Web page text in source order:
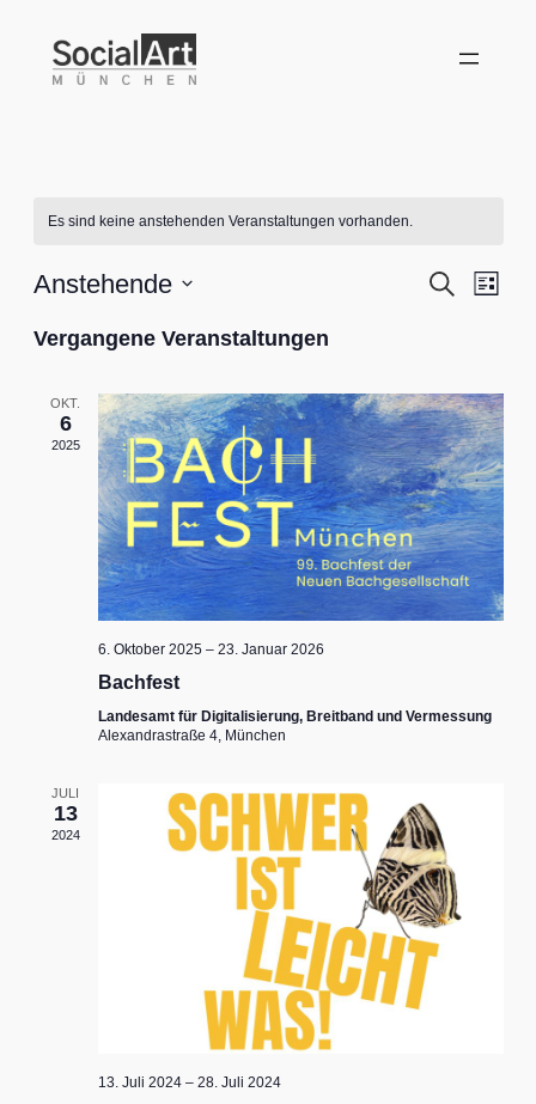
Es sind keine anstehenden Veranstaltungen vorhanden.
Suche
Liste
Anstehende
wählen.
Vergangene Veranstaltungen
OKT.
6
2025
6. Oktober 2025– 23. Januar 2026
Bachfest
Landesamt für Digitalisierung, Breitband und Vermessung
Alexandrastraße 4, München
JULI
13
2024
13. Juli 2024– 28. Juli 2024